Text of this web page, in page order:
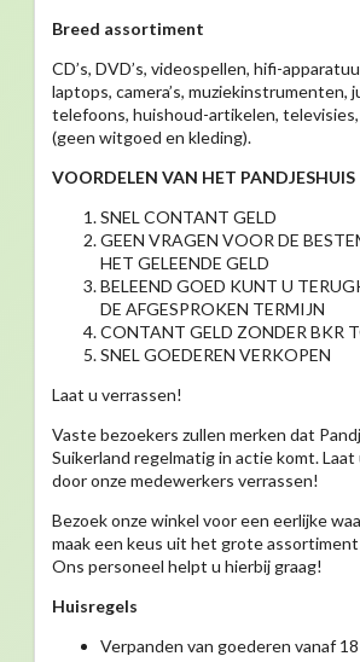
Breed assortiment
CD’s, DVD’s, videospellen, hifi-
laptops, camera’s, muziekinstrumenten,
telefoons, huishoud-artikelen,
(geen witgoed en kleding).
VOORDELEN VAN HET PANDJESHUIS
SNEL CONTANT GELD
GEEN VRAGEN VOOR DE
HET GELEENDE GELD
BELEEND GOED KUNT U
DE AFGESPROKEN TERMIJN
CONTANT GELD ZONDER BKR
SNEL GOEDEREN VERKOPEN
Laat u verrassen!
Vaste bezoekers zullen merken dat
Suikerland regelmatig in actie komt.
door onze medewerkers verrassen!
Bezoek onze winkel voor een eerlijke
maak een keus uit het grote
Ons personeel helpt u hierbij graag!
Huisregels
Verpanden van goederen vanaf